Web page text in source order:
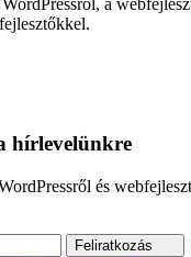
a
hírlevelünkre
és
Feliratkozás